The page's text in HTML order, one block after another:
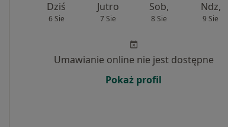
Dziś
6 Sie
Jutro
7 Sie
Sob,
8 Sie
Ndz,
9 Sie
Umawianie online nie jest dostępne
Pokaż profil